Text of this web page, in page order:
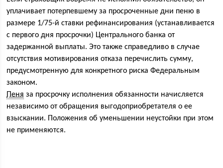
уплачивает потерпевшему за просроченные дни пеню в
размере 1/75-й ставки рефинансирования (устанавливается
с первого дня просрочки) Центрального банка от
задержанной выплаты. Это также справедливо в случае
отсутствия мотивирования отказа перечислить сумму,
предусмотренную для конкретного риска Федеральным
законом.
Пеня за просрочку исполнения обязанности начисляется
независимо от обращения выгодоприобретателя о ее
взыскании. Положения об уменьшении неустойки при этом
не применяются.